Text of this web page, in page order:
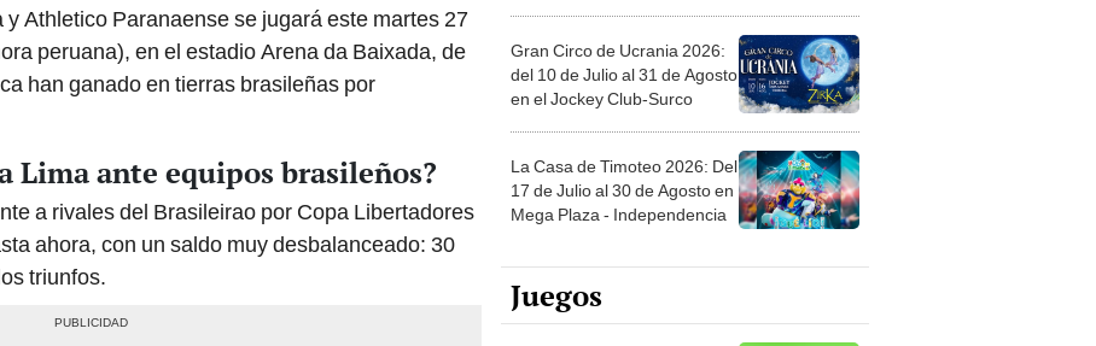
Athletico Paranaense se jugará este martes 27
peruana), en el estadio Arena da Baixada, de
han ganado en tierras brasileñas por
Lima ante equipos brasileños?
a rivales del Brasileirao por Copa Libertadores
ahora, con un saldo muy desbalanceado: 30
triunfos.
Gran Circo de Ucrania 2026:
del 10 de Julio al 31 de Agosto
en el Jockey Club-Surco
La Casa de Timoteo 2026: Del
17 de Julio al 30 de Agosto en
Mega Plaza - Independencia
Juegos